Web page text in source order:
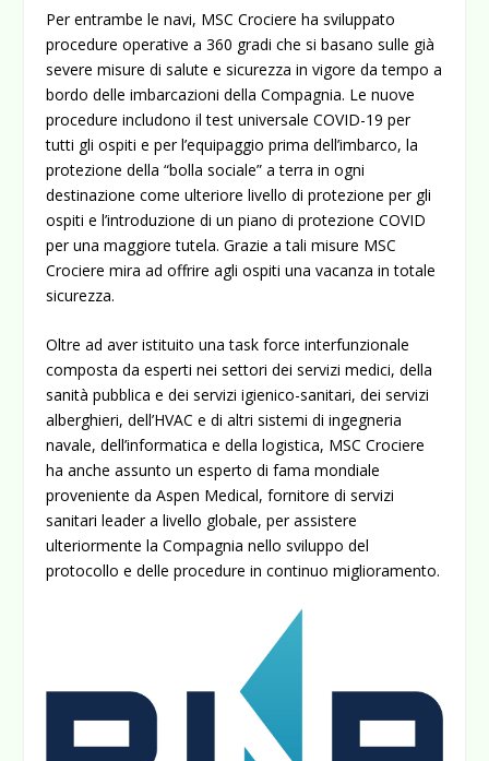
Per entrambe le navi, MSC Crociere ha sviluppato
procedure operative a 360 gradi che si basano sulle già
severe misure di salute e sicurezza in vigore da tempo a
bordo delle imbarcazioni della Compagnia. Le nuove
procedure includono il test universale COVID-19 per
tutti gli ospiti e per l’equipaggio prima dell’imbarco, la
protezione della “bolla sociale” a terra in ogni
destinazione come ulteriore livello di protezione per gli
ospiti e l’introduzione di un piano di protezione COVID
per una maggiore tutela. Grazie a tali misure MSC
Crociere mira ad offrire agli ospiti una vacanza in totale
sicurezza.
Oltre ad aver istituito una task force interfunzionale
composta da esperti nei settori dei servizi medici, della
sanità pubblica e dei servizi igienico-sanitari, dei servizi
alberghieri, dell’HVAC e di altri sistemi di ingegneria
navale, dell’informatica e della logistica, MSC Crociere
ha anche assunto un esperto di fama mondiale
proveniente da Aspen Medical, fornitore di servizi
sanitari leader a livello globale, per assistere
ulteriormente la Compagnia nello sviluppo del
protocollo e delle procedure in continuo miglioramento.